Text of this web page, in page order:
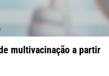
multivacinação a partir